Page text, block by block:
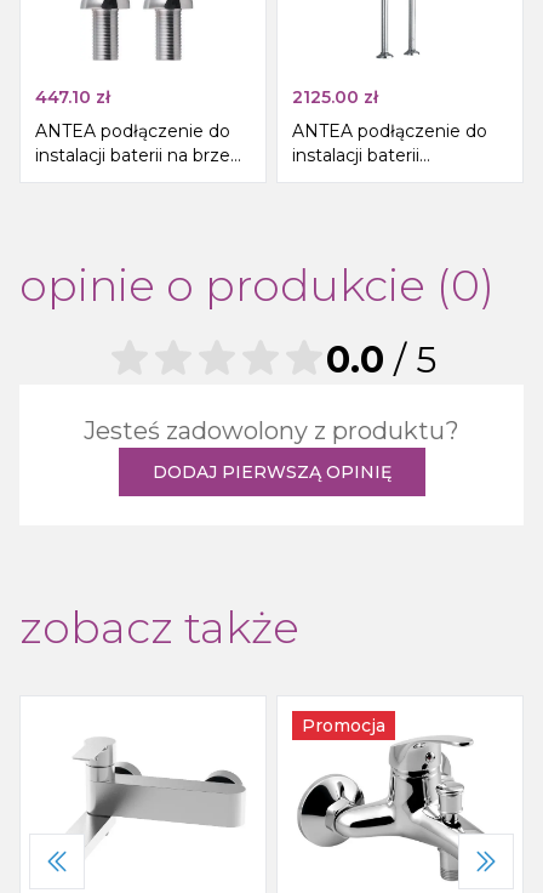
447.10 zł
ANTEA podłączenie do
instalacji baterii na brzeg
wanny (para), chrom
2125.00 zł
ANTEA podłączenie do
instalacji baterii
wannowej wolnostojącej
opinie o produkcie (0)
Jesteś zadowolony z produktu?
DODAJ PIERWSZĄ OPINIĘ
0.0 / 5
zobacz także
Promocja